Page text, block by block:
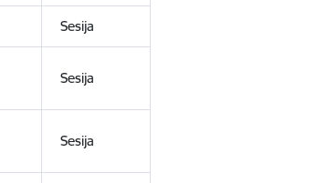
Sesija
Sesija
Sesija